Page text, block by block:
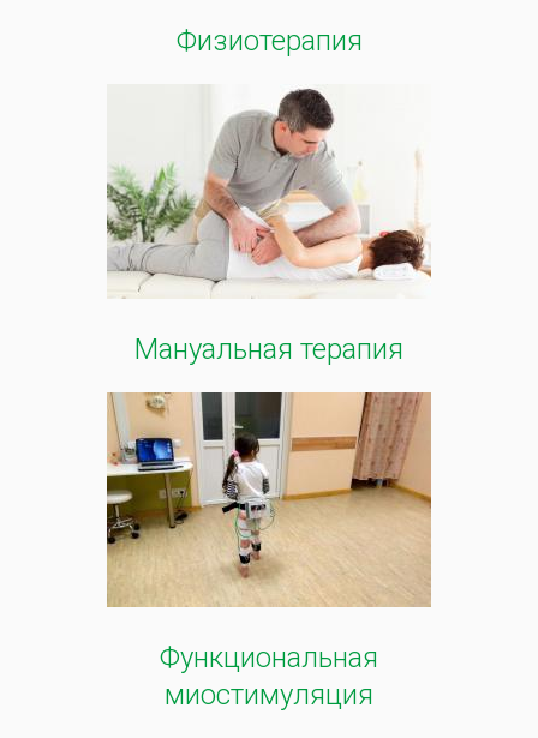
Физиотерапия
Мануальная терапия
Функциональная
миостимуляция